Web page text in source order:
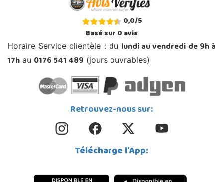
0,0/5
Basé sur0avis
Horaire Service clientèle : du lundi au vendredi de 9h à
17h au 0176 541 489 (jours ouvrables)
Retrouvez-nous sur:
Télécharge l'App: